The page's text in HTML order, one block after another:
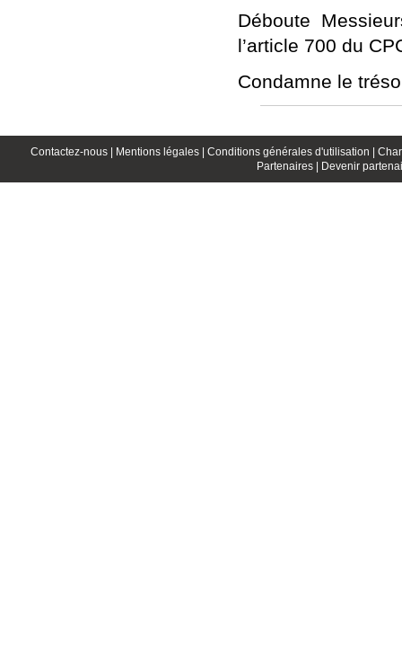
Déboute
l’article 700 du
Condamne le
Contactez-nous | Mentions légales | Conditions générales d'utilisation |
Partenaires | Devenir